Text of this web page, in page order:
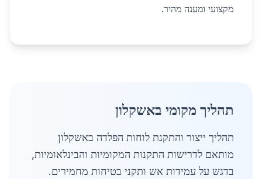
מקצועי ומענה מהיר.
תהליך מקומי באשקלון
תהליך ייצור והתקנת לוחות הפלדה באשקלון
מותאם לדרישות התקנות המקומיות והבינלאומיות,
בדגש על עמידות אש ותקני בטיחות מחמירים.